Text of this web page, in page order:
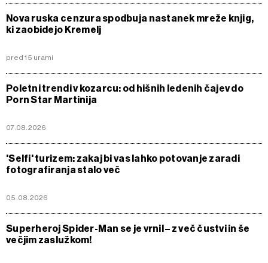
Nova ruska cenzura spodbuja nastanek mreže knjig,
ki zaobidejo Kremelj
pred 15 urami
Poletni trendi v kozarcu: od hišnih ledenih čajev do
Porn Star Martinija
07.08.2026
'Selfi' turizem: zakaj bi vas lahko potovanje zaradi
fotografiranja stalo več
05.08.2026
Superheroj Spider-Man se je vrnil – z več čustvi in še
večjim zaslužkom!